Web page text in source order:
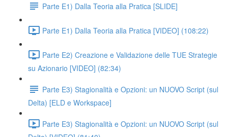
Parte E1) Dalla Teoria alla Pratica [SLIDE]
Parte E1) Dalla Teoria alla Pratica [VIDEO] (108:22)
Parte E2) Creazione e Validazione delle TUE Strategie
su Azionario [VIDEO] (82:34)
Parte E3) Stagionalità e Opzioni: un NUOVO Script (sul
Delta) [ELD e Workspace]
Parte E3) Stagionalità e Opzioni: un NUOVO Script (sul